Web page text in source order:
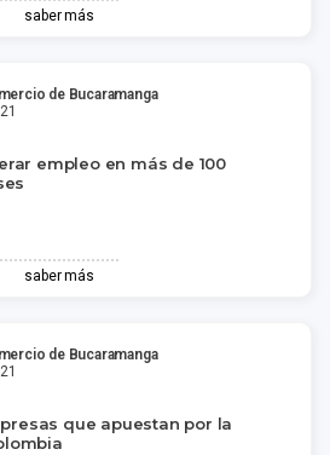
saber más
de Bucaramanga
empleo en más de 100
saber más
de Bucaramanga
que apuestan por la